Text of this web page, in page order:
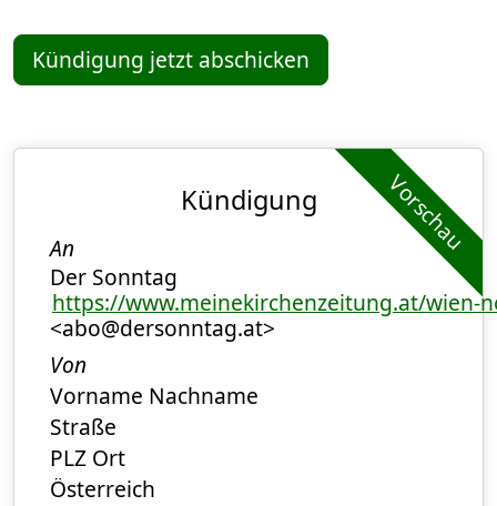
Kündigung jetzt abschicken
Vorschau
Kündigung
An
Der Sonntag
https://www.meinekirchenzeitung.at/wien-
<abo@dersonntag.at>
Von
Vorname Nachname
Straße
PLZ Ort
Österreich